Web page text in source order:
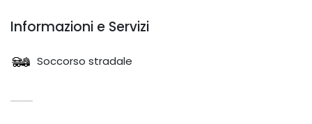
Informazioni e Servizi
Soccorso stradale